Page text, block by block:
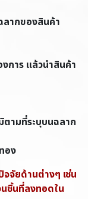
ลากของสินค้า
การ แล้วนำสินค้า
ามที่ระบุบนฉลาก
อง
จจัยด้านต่างๆ เช่น
นชิ้นที่ลงทอดใน